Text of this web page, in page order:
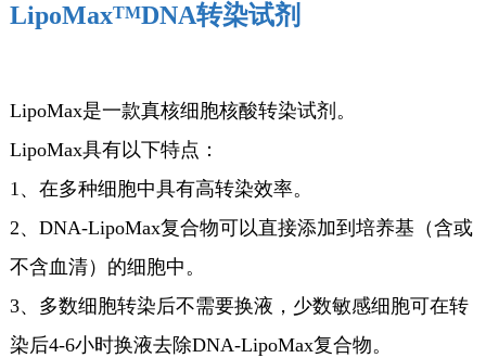
LipoMaxTMDNA转染试剂
LipoMax是一款真核细胞核酸转染试剂。
LipoMax具有以下特点：
1、在多种细胞中具有高转染效率。
2、DNA-LipoMax复合物可以直接添加到培养基（含或
不含血清）的细胞中。
3、多数细胞转染后不需要换液，少数敏感细胞可在转
染后4-6小时换液去除DNA-LipoMax复合物。